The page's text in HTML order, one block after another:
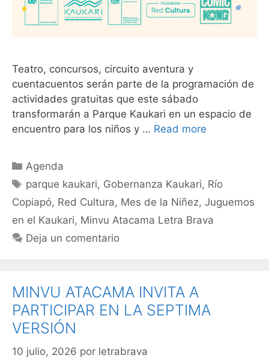
​Teatro, concursos, circuito aventura y
cuentacuentos serán parte de la programación de
actividades gratuitas que este sábado
transformarán a Parque Kaukari en un espacio de
encuentro para los niños y … Read more
Agenda
parque kaukari, Gobernanza Kaukari, Río
Copiapó, Red Cultura, Mes de la Niñez, Juguemos
en el Kaukari, Minvu Atacama Letra Brava
Deja un comentario
MINVU ATACAMA INVITA A
PARTICIPAR EN LA SEPTIMA
VERSIÓN
10 julio, 2026 por letrabrava